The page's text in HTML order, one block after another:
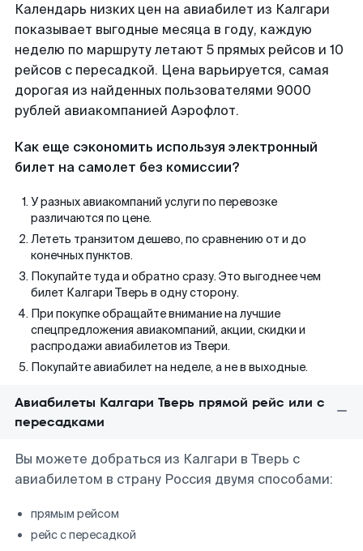
Календарь низких цен на авиабилет из Калгари
показывает выгодные месяца в году, каждую
неделю по маршруту летают 5 прямых рейсов и 10
рейсов с пересадкой. Цена варьируется, самая
дорогая из найденных пользователями 9000
рублей авиакомпанией Аэрофлот.
Как еще сэкономить используя электронный
билет на самолет без комиссии?
У разных авиакомпаний услуги по перевозке
различаются по цене.
Лететь транзитом дешево, по сравнению от и до
конечных пунктов.
Покупайте туда и обратно сразу. Это выгоднее чем
билет Калгари Тверь в одну сторону.
При покупке обращайте внимание на лучшие
спецпредложения авиакомпаний, акции, скидки и
распродажи авиабилетов из Твери.
Покупайте авиабилет на неделе, а не в выходные.
Авиабилеты Калгари Тверь прямой рейс или с
пересадками
Вы можете добраться из Калгари в Тверь с
авиабилетом в страну Россия двумя способами:
прямым рейсом
рейс с пересадкой